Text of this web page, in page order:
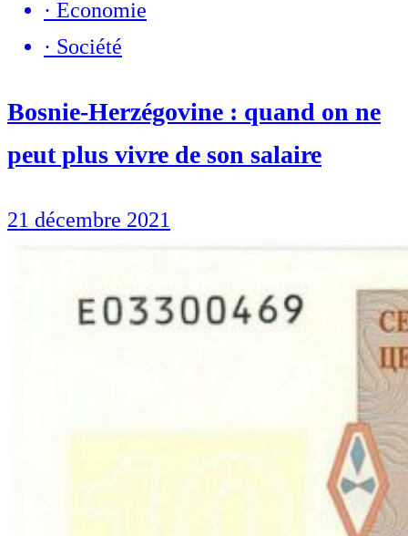
· Economie
· Société
Bosnie-Herzégovine : quand on ne
peut plus vivre de son salaire
21 décembre 2021